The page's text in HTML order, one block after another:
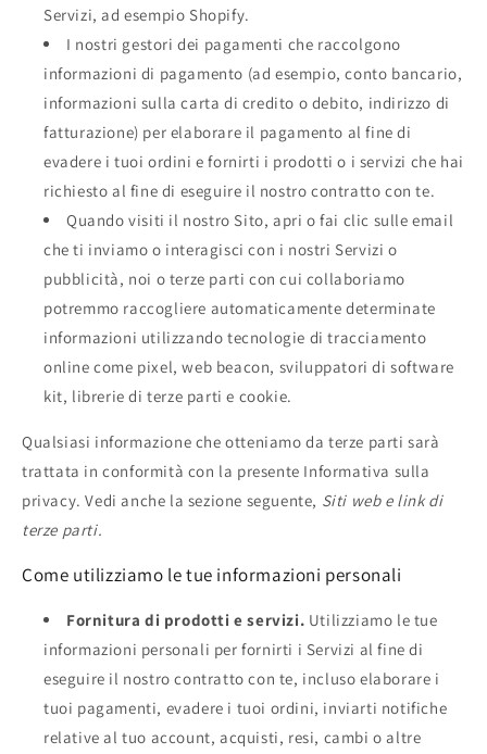
Servizi, ad esempio Shopify.
I nostri gestori dei pagamenti che raccolgono
informazioni di pagamento (ad esempio, conto bancario,
informazioni sulla carta di credito o debito, indirizzo di
fatturazione) per elaborare il pagamento al fine di
evadere i tuoi ordini e fornirti i prodotti o i servizi che hai
richiesto al fine di eseguire il nostro contratto con te.
Quando visiti il nostro Sito, apri o fai clic sulle email
che ti inviamo o interagisci con i nostri Servizi o
pubblicità, noi o terze parti con cui collaboriamo
potremmo raccogliere automaticamente determinate
informazioni utilizzando tecnologie di tracciamento
online come pixel, web beacon, sviluppatori di software
kit, librerie di terze parti e cookie.
Qualsiasi informazione che otteniamo da terze parti sarà
trattata in conformità con la presente Informativa sulla
privacy. Vedi anche la sezione seguente, Siti web e link di
terze parti.
Come utilizziamo le tue informazioni personali
Fornitura di prodotti e servizi. Utilizziamo le tue
informazioni personali per fornirti i Servizi al fine di
eseguire il nostro contratto con te, incluso elaborare i
tuoi pagamenti, evadere i tuoi ordini, inviarti notifiche
relative al tuo account, acquisti, resi, cambi o altre